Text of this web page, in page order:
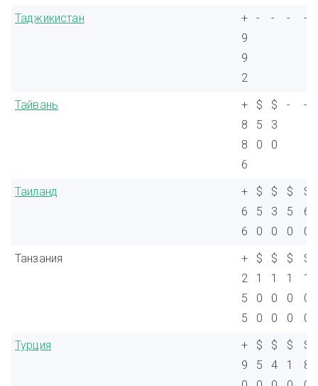
Таджикистан
+
9
9
2
- - - -
Тайвань
+
8
8
6
$
5
0
$
3
0
- -
Таиланд
+
6
6
$
5
0
$
3
0
$
5
0
$
6
0
Танзания
+
2
5
5
$
1
0
0
$
1
0
0
$
1
0
0
$
1
0
0
Турция
+
9
$
5
$
4
$
1
$
8